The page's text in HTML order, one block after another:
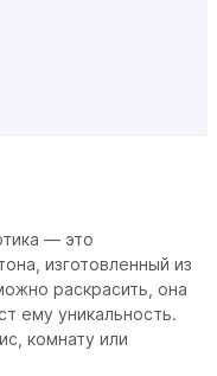
— это
изготовленный из
раскрасить, она
ему уникальность.
комнату или